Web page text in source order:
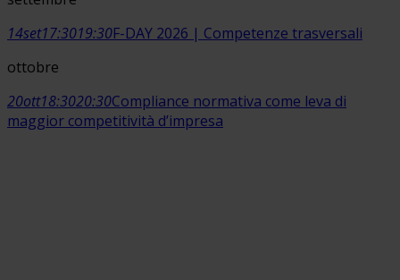
14set17:3019:30F-DAY 2026 | Competenze trasversali
ottobre
20ott18:3020:30Compliance normativa come leva di
maggior competitività d’impresa